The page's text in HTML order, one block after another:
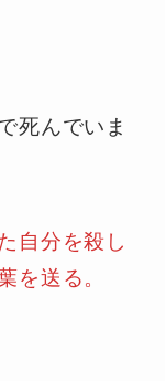
死んでいま
自分を殺し
を送る。